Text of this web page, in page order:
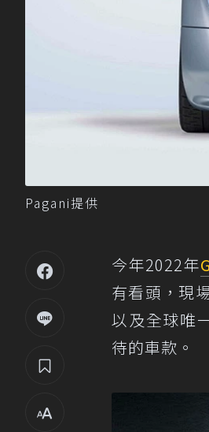
Pagani提供
今年2022年
有看頭，現
以及全球唯
待的車款。